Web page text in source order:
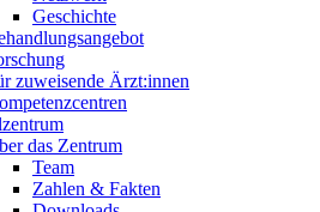
Geschichte
zuweisende Ärzt:innen
das Zentrum
Team
Zahlen & Fakten